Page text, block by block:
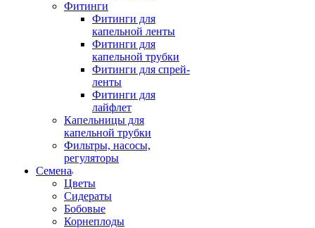
Фитинги
Фитинги для
капельной ленты
Фитинги для
капельной трубки
Фитинги для спрей-
ленты
Фитинги для
лайфлет
Капельницы для
капельной трубки
Фильтры, насосы,
регуляторы
Семена
Цветы
Сидераты
Бобовые
Корнеплоды